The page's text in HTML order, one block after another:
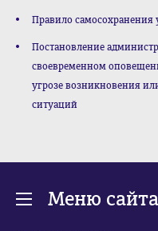
Правило самосохранения
Постановление
своевременном
угрозе возникновения
ситуаций
Меню сайта